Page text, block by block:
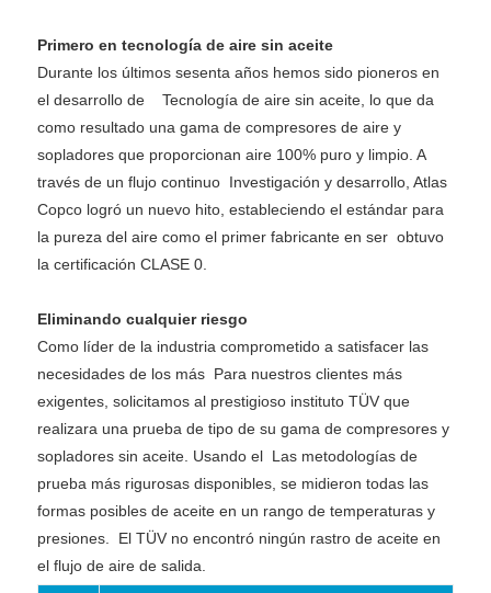
Primero en tecnología de aire sin aceite
Durante los últimos sesenta años hemos sido pioneros en
el desarrollo de Tecnología de aire sin aceite, lo que da
como resultado una gama de compresores de aire y
sopladores que proporcionan aire 100% puro y limpio. A
través de un flujo continuo Investigación y desarrollo, Atlas
Copco logró un nuevo hito, estableciendo el estándar para
la pureza del aire como el primer fabricante en ser obtuvo
la certificación CLASE 0.
Eliminando cualquier riesgo
Como líder de la industria comprometido a satisfacer las
necesidades de los más Para nuestros clientes más
exigentes, solicitamos al prestigioso instituto TÜV que
realizara una prueba de tipo de su gama de compresores y
sopladores sin aceite. Usando el Las metodologías de
prueba más rigurosas disponibles, se midieron todas las
formas posibles de aceite en un rango de temperaturas y
presiones.
El TÜV no encontró ningún rastro de aceite en
el flujo de aire de salida.